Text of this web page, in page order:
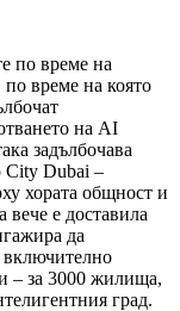
по време на
време на която
на AI
задълбочава
City Dubai –
хората общност и
е доставила
да
включително
– за 3000 жилища,
град.